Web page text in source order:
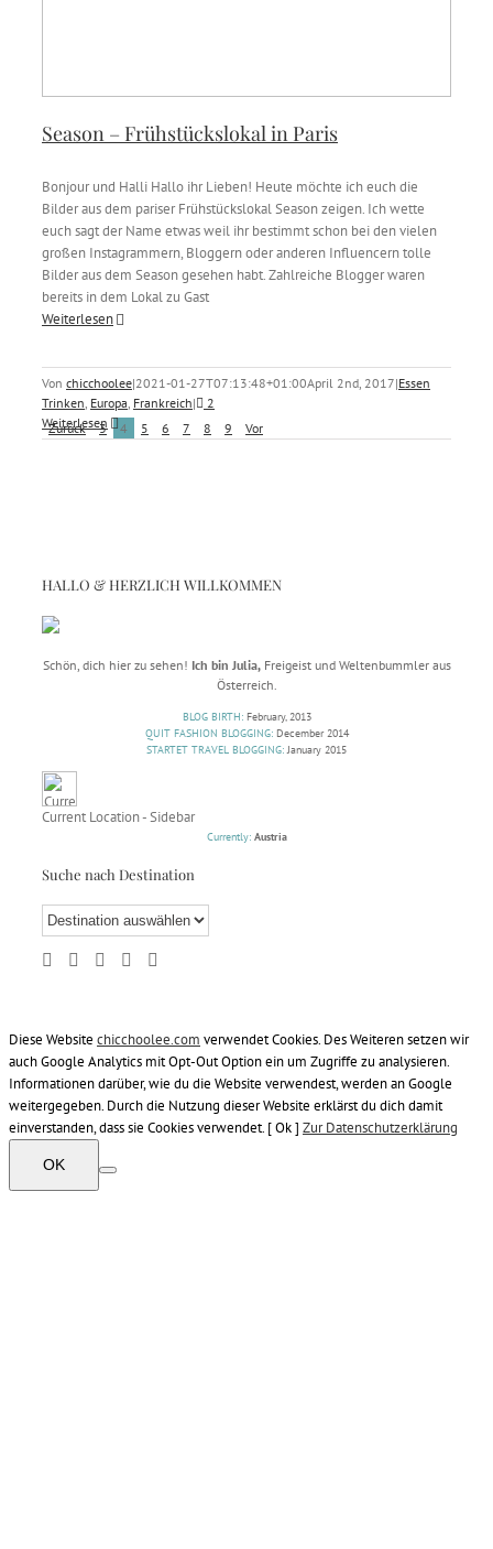
Season – Frühstückslokal in Paris
Bonjour und Halli Hallo ihr Lieben! Heute möchte ich euch die
Bilder aus dem pariser Frühstückslokal Season zeigen. Ich wette
euch sagt der Name etwas weil ihr bestimmt schon bei den vielen
großen Instagrammern, Bloggern oder anderen Influencern tolle
Bilder aus dem Season gesehen habt. Zahlreiche Blogger waren
bereits in dem Lokal zu Gast
Weiterlesen
Von chicchoolee|2021-01-27T07:13:48+01:00April 2nd, 2017|Essen
Trinken, Europa, Frankreich|
2
Weiterlesen
Zurück 3 4 5 6 7 8 9 Vor
HALLO & HERZLICH WILLKOMMEN
Schön, dich hier zu sehen! Ich bin Julia,Freigeist und Weltenbummler aus
Österreich.
BLOG BIRTH:February, 2013
QUIT FASHION BLOGGING:December 2014
STARTET TRAVEL BLOGGING: January 2015
Current Location - Sidebar
Currently: Austria
Suche nach Destination
Diese Website chicchoolee.com verwendet Cookies. Des Weiteren setzen wir
auch Google Analytics mit Opt-Out Option ein um Zugriffe zu analysieren.
Informationen darüber, wie du die Website verwendest, werden an Google
weitergegeben. Durch die Nutzung dieser Website erklärst du dich damit
einverstanden, dass sie Cookies verwendet. [ Ok ] Zur Datenschutzerklärung
OK